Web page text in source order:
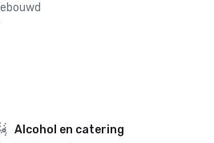
Alcohol en catering